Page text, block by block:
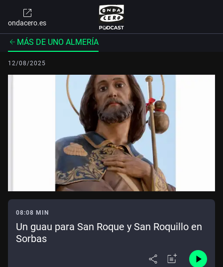
ondacero.es
MÁS DE UNO ALMERÍA
12/08/2025
08:08 MIN
Un guau para San Roque y San Roquillo en
Sorbas